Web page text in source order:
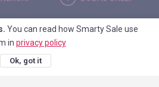
You can read how Smarty Sale use
in privacy policy
Ok, got it